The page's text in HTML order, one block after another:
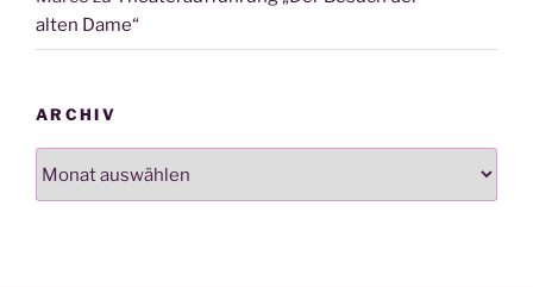
alten Dame“
ARCHIV